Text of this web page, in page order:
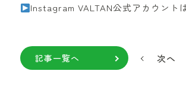
Instagram VALTAN公式アカウント
記事一覧へ 次へ